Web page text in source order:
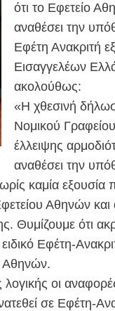
ότι το Εφετείο
αναθέσει την
Εφέτη Ανακριτή
Εισαγγελέων
ακολούθως:
«Η χθεσινή
Νομικού
έλλειψης
αναθέσει την
καμία εξουσία
Αθηνών
Θυμίζουμε ότι
Εφέτη-
Αθηνών.
λογικής οι
σε Εφέτη-